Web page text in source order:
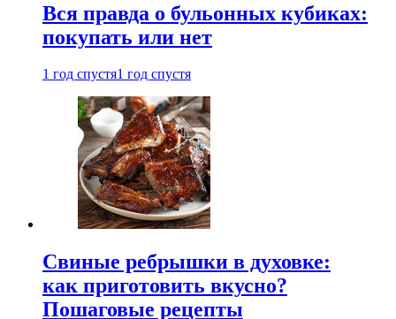
Вся правда о бульонных кубиках:
покупать или нет
1 год спустя1 год спустя
Свиные ребрышки в духовке:
как приготовить вкусно?
Пошаговые рецепты